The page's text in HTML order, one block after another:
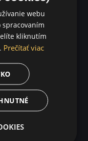
príbeh
svoje srdce, a čo
dobrodružstvá sú
neuveriteľné –
prezidenta
a prenikla do
muža v
rozvíja dve
v Antarktíde, kde
mladej
čias jej náročnej, no
Postupne tak
webu
kliknutím
Prečítať viac